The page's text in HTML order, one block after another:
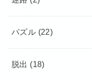
パズル (22)
脱出 (18)